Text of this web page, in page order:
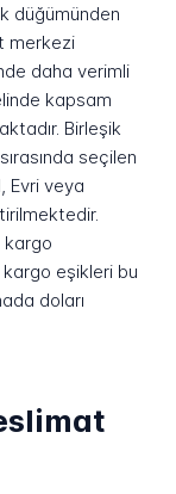
düğümünden
merkezi
daha verimli
kapsam
Birleşik
seçilen
Evri veya
kargo
eşikleri bu
doları